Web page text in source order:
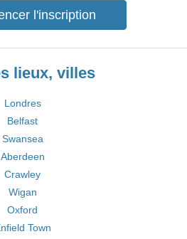
l'inscription
lieux, villes
Londres
Belfast
Swansea
Aberdeen
Crawley
Wigan
Oxford
Town